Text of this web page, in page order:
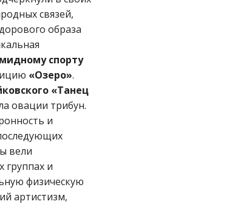
связей,
образа
спорту
«Озеро».
«Танец
овации трибун.
и
вели
группах и
физическую
артистизм,